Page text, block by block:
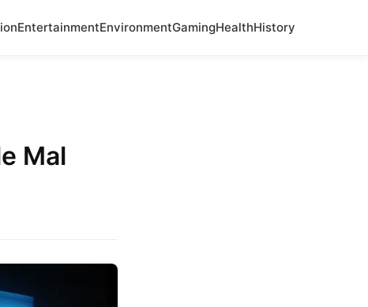
EntertainmentEnvironmentGamingHealthHistory
Mal